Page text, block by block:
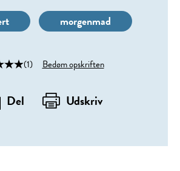
morgenmad
(1) Bedøm opskriften
Del Udskriv